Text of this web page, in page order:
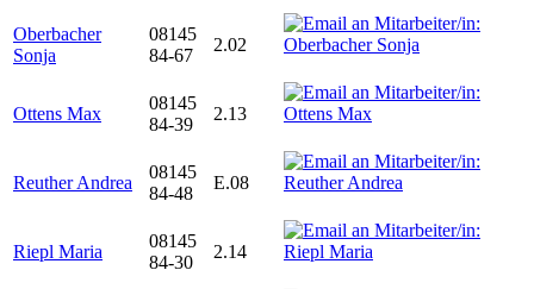
Oberbacher
Sonja
08145
84-67
2.02
Ottens Max
08145
84-39
2.13
Reuther Andrea
08145
84-48
E.08
Riepl Maria
08145
84-30
2.14